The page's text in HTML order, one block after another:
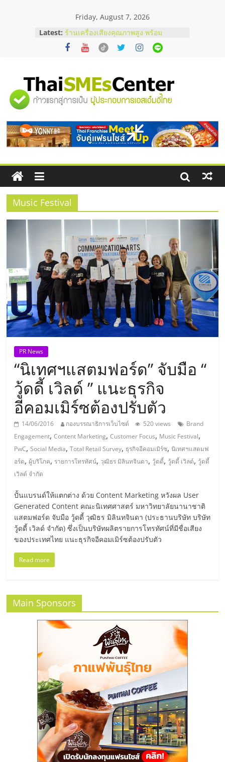
Friday, August 7, 2026
Latest: ร้านเครื่องเสียงคุณภาพสูง พร้อม
โซลูชันระบบภาพและเสียง
บริษัท Cybersecurity ในไทยที่ไหนดี?
อยากหาเงินทุน เพิ่มสภาพคล่องให้ธุรกิจ
เริ่มยังไงให้ผ่านฉลุย
สัมมนาออนไลน์ โอกาสบริหารสถานี
สัมมนาลงทุน แฟรนไชส์ยอนนี่
ThaiFranchise Meet Up จับคู่แฟรน
ไชส์ ครั้งที่ 8
"ศูนย์
รวม
ข้อมูล
ธุรกิจ
SME
แห่ง
ประเทศไทย,
ThaiSMEsCenter,
รวม
ธุรกิจ
เอ
ส
เอ็
มอี
ไทย,
SMEs,
แฟ
รน
ไชส์,
ปรึกษา
แฟ
ไชส์,
Music Festival
PR News
“นิเทศฯแสตมฟอร์ด” จับมือ “
วู้ดดี้ เวิลด์ ” แนะธุรกิจ
อีคอมเมิร์ซต้องปรับตัว
14/06/2016 กองบรรณาธิการเว็บไซต์ 520 views
Brand
Engagement,Content Marketing,Customer Focus, Music Festival,
PwC,Social Media,Total Retail Survey, ธุรกิจอีคอมเมิร์ซ,นิเทศฯแสตมฟ
อร์ด,ผู้บริโภค, รายการโทรทัศน์, วุฒิธร มิลินทจินดา, วู้ดดี้, วู้ดดี้ เวิลด์, วู้ดดี้
เวิลด์ จำกัด
ปั้นแบรนด์ให้แตกต่าง ด้วย Content Marketing หวังผล User
Generated Content คณะนิเทศศาสตร์ มหาวิทยาลัยนานาชาติ
แสตมฟอร์ด จับมือ วู้ดดี้ วุฒิธร มิลินทจินดา (ประธานบริษัท บริษัท
วู้ดดี้ เวิลด์ จำกัด) ซึ่งเป็นบริษัทผลิตรายการโทรทัศน์ที่มีชื่อเสียง
ของประเทศไทย แนะธุรกิจอีคอมเมิร์ซต้องปรับตัว
Read more
Main Sponsors